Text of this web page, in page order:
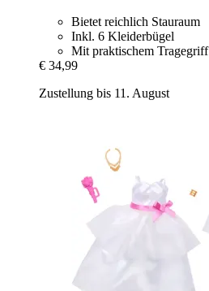
Bietet reichlich Stauraum
Inkl. 6 Kleiderbügel
Mit praktischem Tragegriff
€ 34,99
Zustellung bis 11. August